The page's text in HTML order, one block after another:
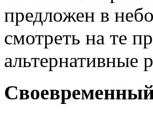
предложен в
смотреть на те
альтернативные